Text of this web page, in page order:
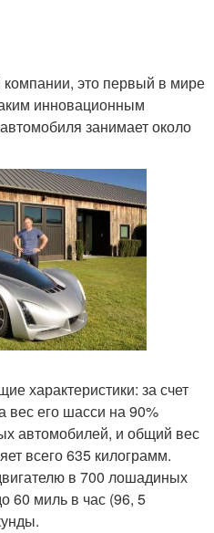
это первый в мире
инновационным
занимает около
характеристики: за счет
вес его шасси на 90%
автомобилей, и общий вес
всего 635 килограмм.
в 700 лошадиных
60 миль в час (96, 5